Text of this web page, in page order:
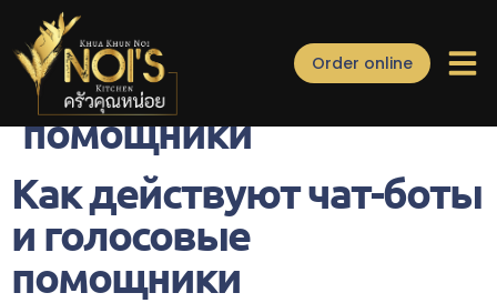
Order online
Как действуют чат-
боты и голосовые
помощники
Как действуют чат-боты
и голосовые
помощники